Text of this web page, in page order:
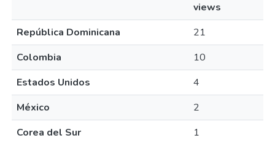
views
República Dominicana
21
Colombia
10
Estados Unidos
4
México
2
Corea del Sur
1